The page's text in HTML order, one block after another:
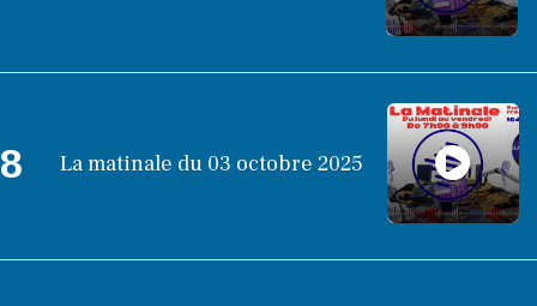
8 La matinale du 03 octobre 2025